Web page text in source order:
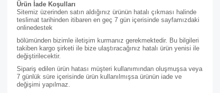
Ürün İade Koşulları
Sitemiz üzerinden satın aldığınız ürünün hatalı çıkması halinde
teslimat tarihinden itibaren en geç 7 gün içerisinde sayfamızdaki
onlinedestek
bölümünden bizimle iletişim kurmanız gerekmektedir. Bu bilgileri
takiben kargo şirketi ile bize ulaştıracağınız hatalı ürün yenisi ile
değiştirilecektir.
Sipariş edilen ürün hatası müşteri kullanımından oluşmuşsa veya
7 günlük süre içerisinde ürün kullanılmışsa ürünün iade ve
değişimi yapılmaz.